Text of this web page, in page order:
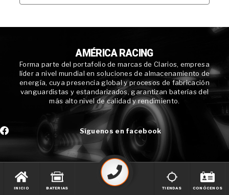
AMÉRICA RACING
Forma parte del portafolio de marcas de Clarios, empresa
líder a nivel mundial en soluciones de almacenamiento de
energía, cuya presencia global y procesos de fabricación
vanguardistas y estandarizados, garantizan baterías del
más alto nivel de calidad y rendimiento.
Síguenos en facebook
INICIO BATERIAS TIENDAS CONÓCENOS